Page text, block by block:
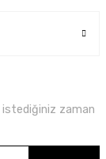
istediğiniz zaman